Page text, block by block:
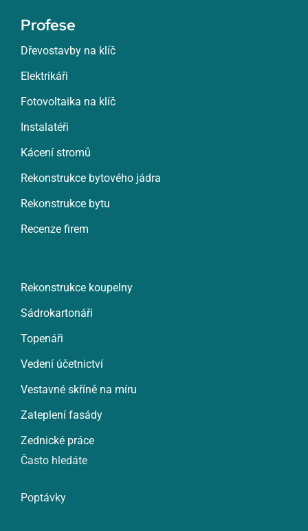
Profese
Dřevostavby na klíč
Elektrikáři
Fotovoltaika na klíč
Instalatéři
Kácení stromů
Rekonstrukce bytového jádra
Rekonstrukce bytu
Recenze firem
Rekonstrukce koupelny
Sádrokartonáři
Topenáři
Vedení účetnictví
Vestavné skříně na míru
Zateplení fasády
Zednické práce
Často hledáte
Poptávky